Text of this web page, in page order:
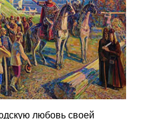
любовь своей